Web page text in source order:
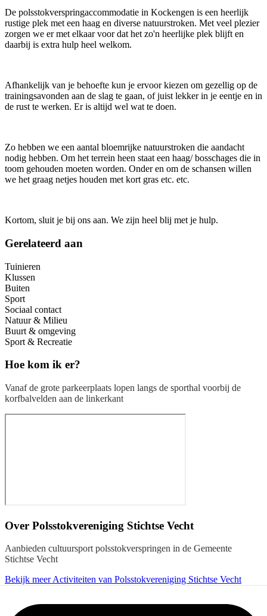
De polsstokverspringaccommodatie in Kockengen is een heerlijk
rustige plek met een haag en diverse natuurstroken. Met veel plezier
zorgen we er met elkaar voor dat het zo'n heerlijke plek blijft en
daarbij is extra hulp heel welkom.
Afhankelijk van je behoefte kun je ervoor kiezen om gezellig op de
trainingsavonden aan de slag te gaan, of juist lekker in je eentje en in
de rust te werken. Er is altijd wel wat te doen.
Zo hebben we een aantal bloemrijke natuurstroken die aandacht
nodig hebben. Om het terrein heen staat een haag/ bosschages die in
toom gehouden moeten worden. Onder en om de schansen willen
we het graag netjes houden met kort gras etc. etc.
Kortom, sluit je bij ons aan. We zijn heel blij met je hulp.
Gerelateerd aan
Tuinieren
Klussen
Buiten
Sport
Sociaal contact
Natuur & Milieu
Buurt & omgeving
Sport & Recreatie
Hoe kom ik er?
Vanaf de grote parkeerplaats lopen langs de sporthal voorbij de
korfbalvelden aan de linkerkant
Over Polsstokvereniging Stichtse Vecht
Aanbieden cultuursport polsstokverspringen in de Gemeente
Stichtse Vecht
Bekijk meer Activiteiten van Polsstokvereniging Stichtse Vecht